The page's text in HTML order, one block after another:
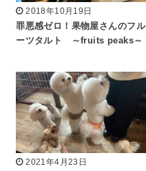
2018年10月19日
罪悪感ゼロ！果物屋さんのフル
ーツタルト ～fruits peaks～
2021年4月23日